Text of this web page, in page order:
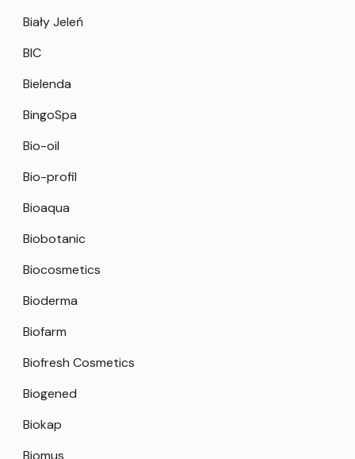
Biały Jeleń
BIC
Bielenda
BingoSpa
Bio-oil
Bio-profil
Bioaqua
Biobotanic
Biocosmetics
Bioderma
Biofarm
Biofresh Cosmetics
Biogened
Biokap
Biomus